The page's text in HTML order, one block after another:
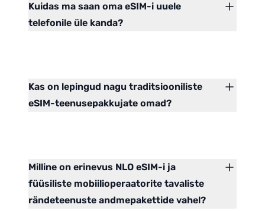
Kuidas ma saan oma eSIM-i uuele
telefonile üle kanda?
Kas on lepingud nagu traditsiooniliste
eSIM-teenusepakkujate omad?
Milline on erinevus NLO eSIM-i ja
füüsiliste mobiilioperaatorite tavaliste
rändeteenuste andmepakettide vahel?